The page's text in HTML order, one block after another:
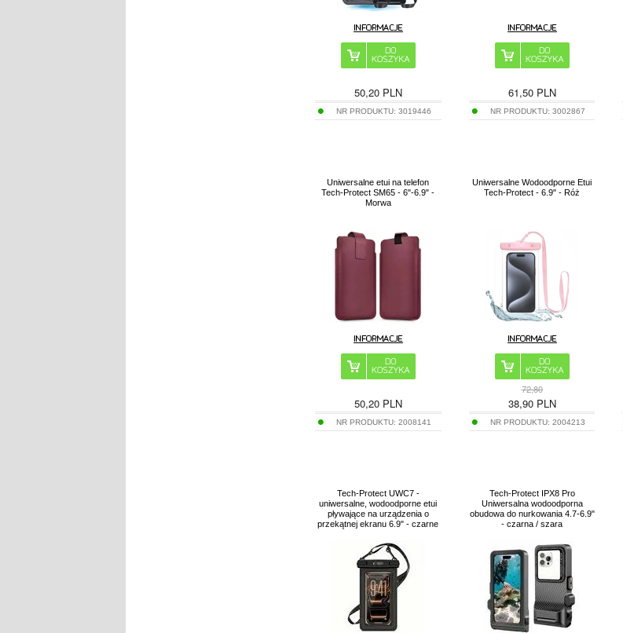
50,20PLN
NR PRODUKTU:3019446
61,50PLN
NR PRODUKTU:3002867
Uniwersalne etui na telefon
Tech-Protect SM65 - 6"-6.9" -
Morwa
50,20PLN
NR PRODUKTU:2008141
Uniwersalne Wodoodporne Etui
Tech-Protect - 6.9" - Róż
72,80
38,90PLN
NR PRODUKTU:2004213
Tech-Protect UWC7 -
uniwersalne, wodoodporne etui
pływające na urządzenia o
przekątnej ekranu 6.9" - czarne
Tech-Protect IPX8 Pro
Uniwersalna wodoodporna
obudowa do nurkowania 4.7-6.9"
- czarna / szara